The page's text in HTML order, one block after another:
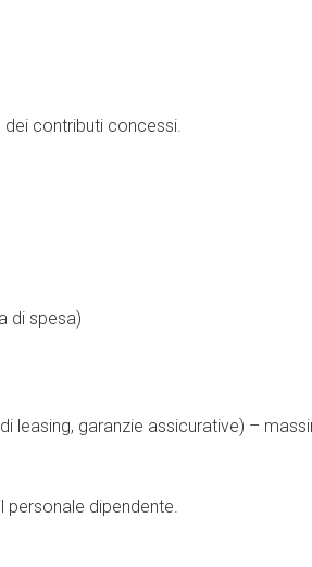
contributi concessi.
di spesa)
leasing, garanzie assicurative) –
dipendente.